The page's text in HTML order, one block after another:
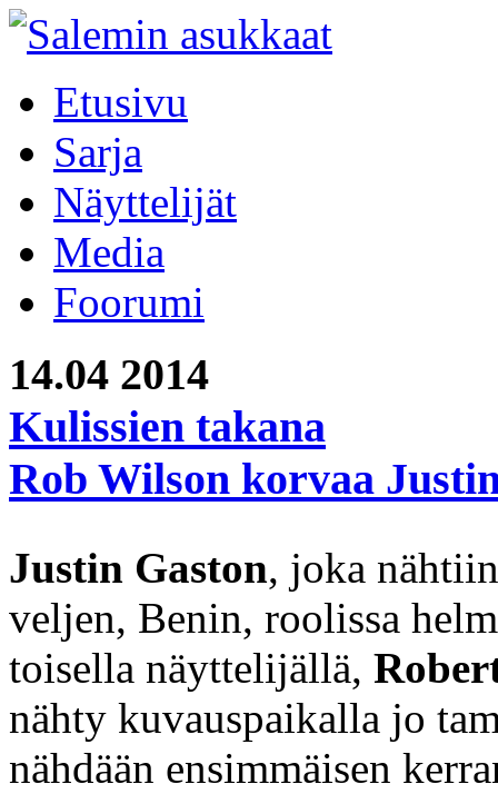
Etusivu
Sarja
Näyttelijät
Media
Foorumi
14.04 2014
Kulissien takana
Rob Wilson korvaa
Justin Gaston, joka
veljen, Benin, roolissa
toisella näyttelijällä,
nähty kuvauspaikalla jo
nähdään ensimmäisen